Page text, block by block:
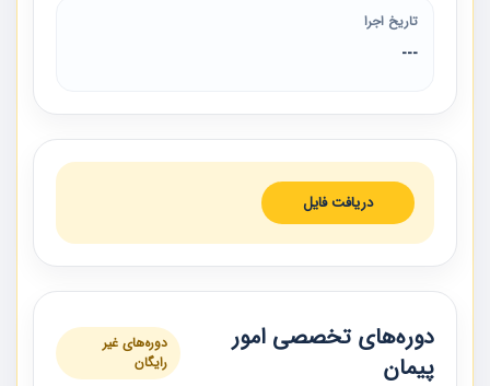
تاریخ اجرا
---
دریافت فایل
دوره‌های تخصصی امور
پیمان
دوره‌های غیر
رایگان